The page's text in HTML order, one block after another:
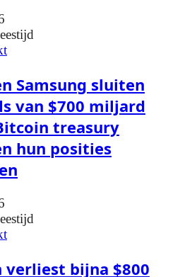
Samsung sluiten
van $700 miljard
treasury
hun posities
verliest bijna $800